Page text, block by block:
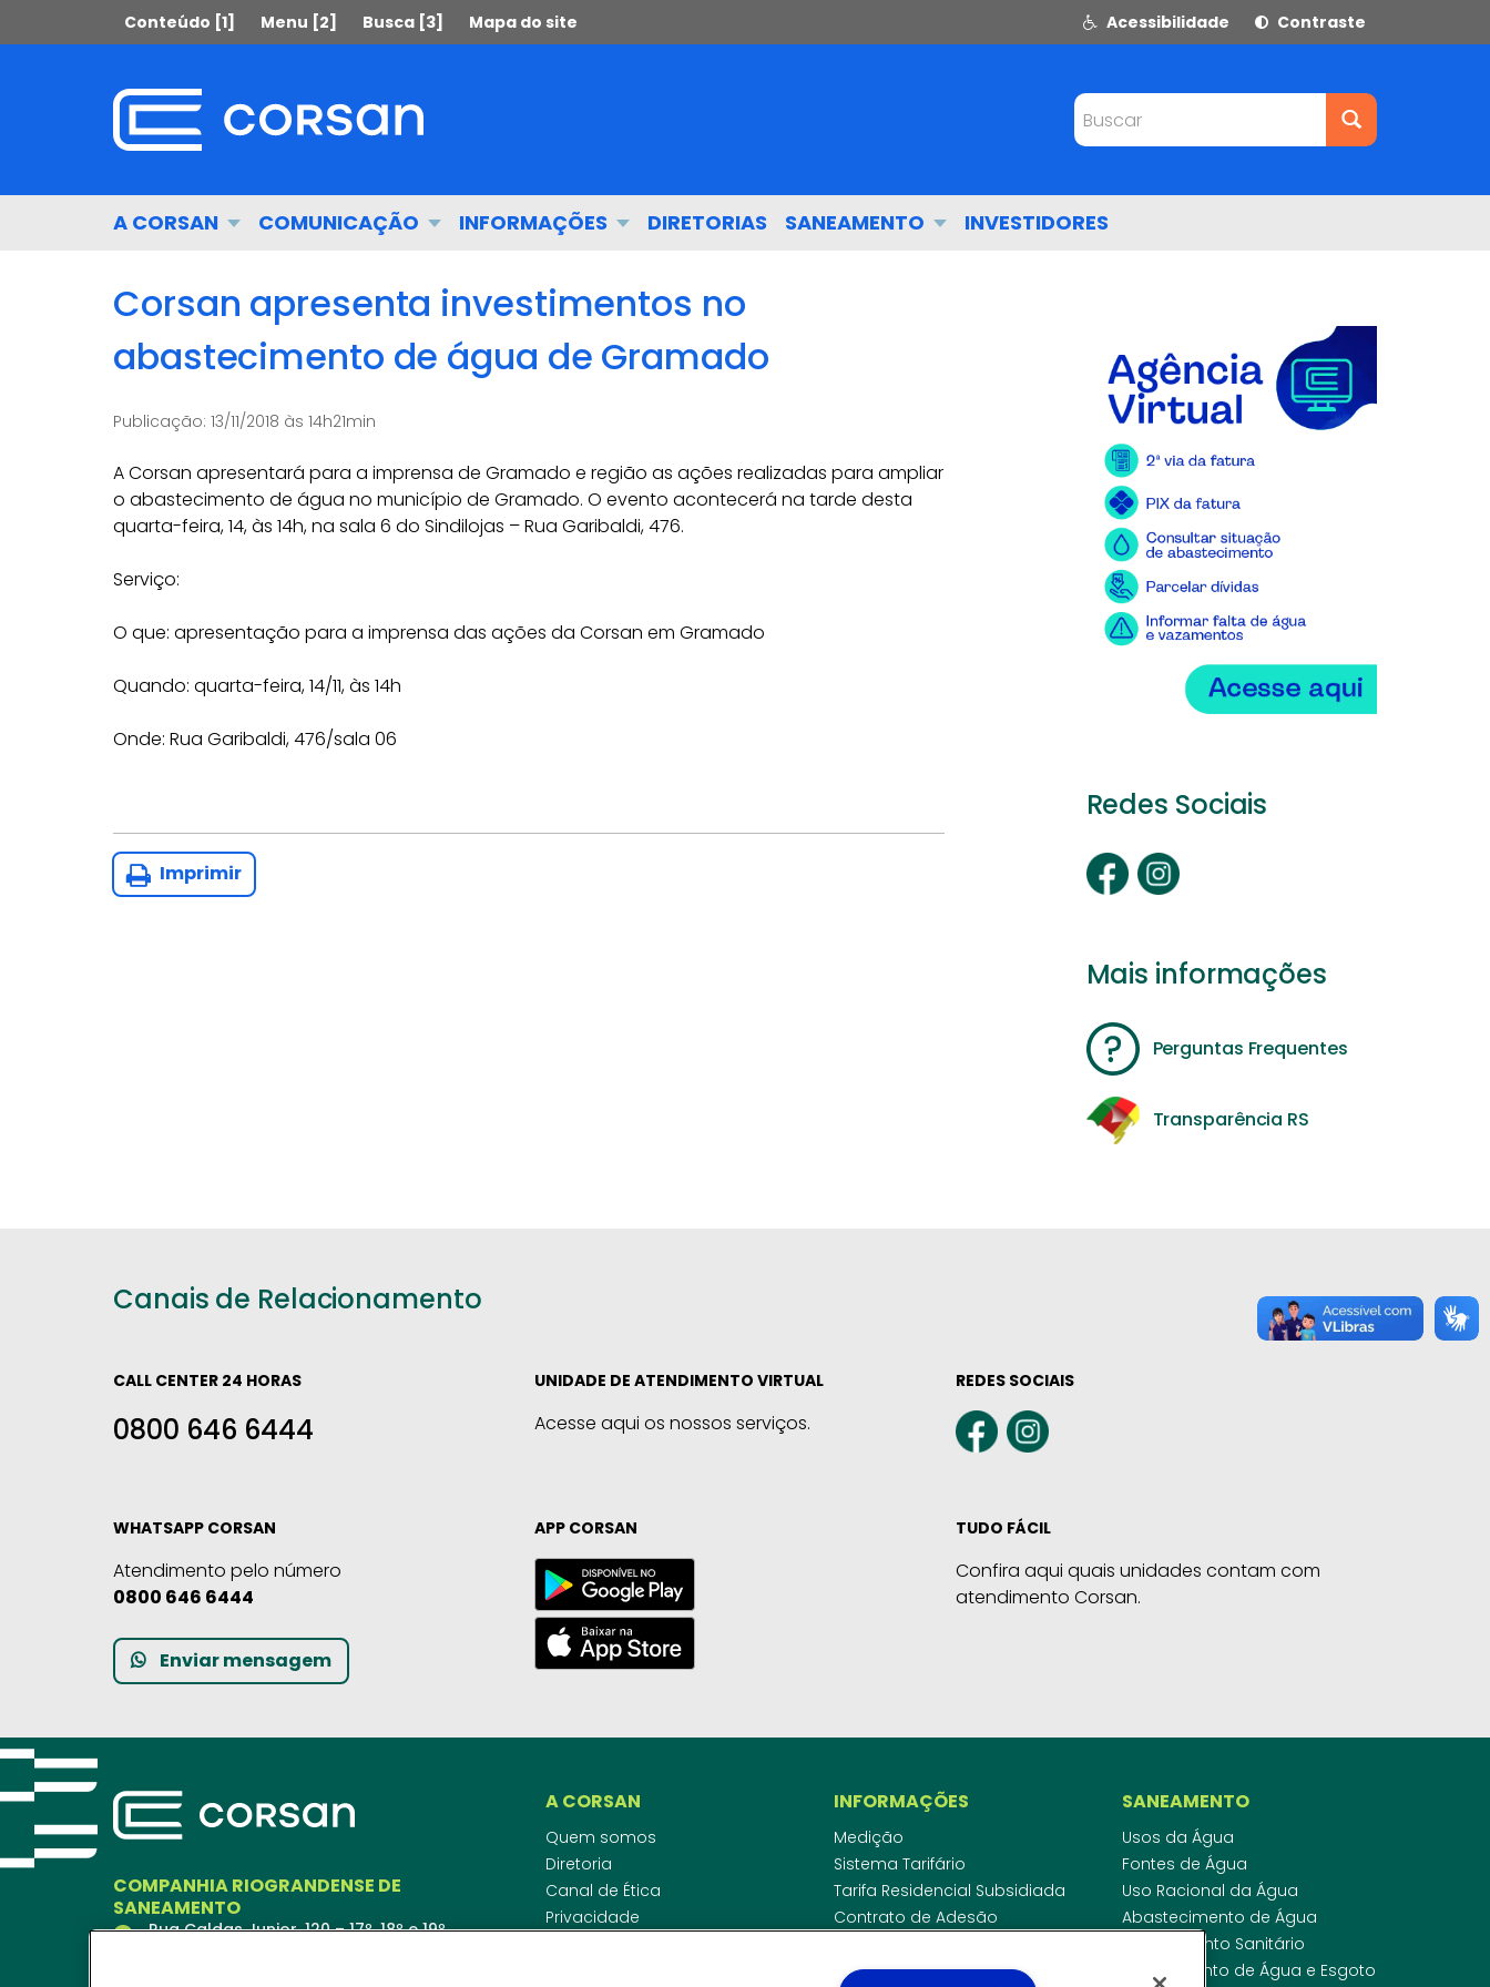
para
menu
para
Conteúdo [1] Menu [2] Busca [3] Mapa do site Acessibilidade Contraste
Buscar
do
A CORSAN COMUNICAÇÃO INFORMAÇÕES DIRETORIAS SANEAMENTO INVESTIDORES
Corsan apresenta investimentos no
abastecimento de água de Gramado
Publicação: 13/11/2018 às 14h21min
A Corsan apresentará para a imprensa de Gramado e região as ações realizadas para ampliar
o abastecimento de água no município de Gramado. O evento acontecerá na tarde desta
quarta-feira, 14, às 14h, na sala 6 do Sindilojas – Rua Garibaldi, 476.
Serviço:
O que: apresentação para a imprensa das ações da Corsan em Gramado
Quando: quarta-feira, 14/11, às 14h
Onde: Rua Garibaldi, 476/sala 06
Imprimir
Redes Sociais
Mais informações
Perguntas Frequentes
Transparência RS
Canais de Relacionamento
CALL CENTER 24 HORAS
0800 646 6444
UNIDADE DE ATENDIMENTO VIRTUAL
Acesse aqui os nossos serviços.
REDES SOCIAIS
WHATSAPP CORSAN
Atendimento pelo número
0800 646 6444
Enviar mensagem
APP CORSAN TUDO FÁCIL
Confira aqui quais unidades contam com
atendimento Corsan.
COMPANHIA RIOGRANDENSE DE
SANEAMENTO
Rua Caldas Junior, 120 – 17º, 18º e 19º
A CORSAN
Quem somos
Diretoria
Canal de Ética
Privacidade
INFORMAÇÕES
Medição
Sistema Tarifário
Tarifa Residencial Subsidiada
Contrato de Adesão
Agências Reguladoras
SANEAMENTO
Usos da Água
Fontes de Água
Uso Racional da Água
Abastecimento de Água
Esgotamento Sanitário
Regulamento de Água e Esgoto